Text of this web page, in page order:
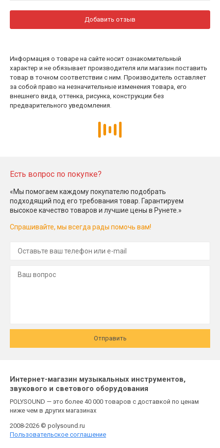
Добавить отзыв
Информация о товаре на сайте носит ознакомительный
характер и не обязывает производителя или магазин поставить
товар в точном соответствии с ним. Производитель оставляет
за собой право на незначительные изменения товара, его
внешнего вида, оттенка, рисунка, конструкции без
предварительного уведомления.
Есть вопрос по покупке?
«Мы помогаем каждому покупателю подобрать
подходящий под его требования товар. Гарантируем
высокое качество товаров и лучшие цены в Рунете.»
Спрашивайте, мы всегда рады помочь вам!
Отправить
Интернет-магазин музыкальных инструментов,
звукового и светового оборудования
POLYSOUND — это более 40 000 товаров с доставкой по ценам
ниже чем в других магазинах
2008-2026 © polysound.ru
Пользовательское соглашение